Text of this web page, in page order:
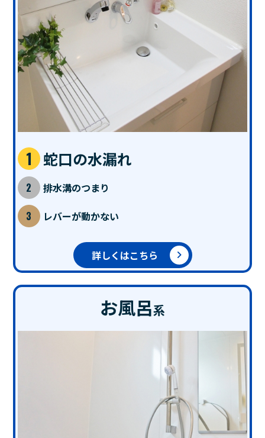
蛇口の水漏れ
排水溝のつまり
レバーが動かない
詳しくはこちら
お風呂系